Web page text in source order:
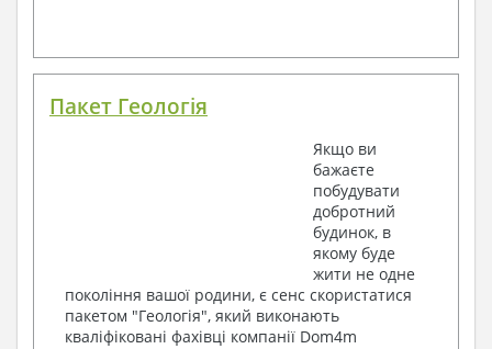
Пакет Геологія
Якщо ви
бажаєте
побудувати
добротний
будинок, в
якому буде
жити не одне
покоління вашої родини, є сенс скористатися
пакетом "Геологія", який виконають
кваліфіковані фахівці компанії Dom4m